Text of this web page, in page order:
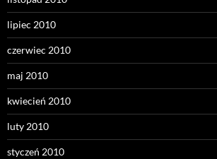
lipiec 2010
czerwiec 2010
maj 2010
kwiecień 2010
luty 2010
styczeń 2010